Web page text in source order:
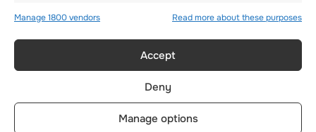
Manage 1800 vendors Read more about these purposes
Accept
Deny
Manage options